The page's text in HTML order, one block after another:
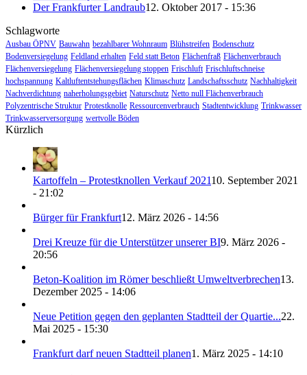
Der Frankfurter Landraub12. Oktober 2017 - 15:36
Schlagworte
Ausbau ÖPNV Bauwahn bezahlbarer Wohnraum Blühstreifen Bodenschutz
Bodenversiegelung Feldland erhalten Feld statt Beton Flächenfraß Flächenverbrauch
Flächenversiegelung Flächenversiegelung stoppen Frischluft Frischluftschneise
hochspannung Kaltluftentstehungsflächen Klimaschutz Landschaftsschutz Nachhaltigkeit
Nachverdichtung naherholungsgebiet Naturschutz Netto null Flächenverbrauch
Polyzentrische Struktur Protestknolle Ressourcenverbrauch Stadtentwicklung Trinkwasser
Trinkwasserversorgung wertvolle Böden
Kürzlich
Kartoffeln – Protestknollen Verkauf 202110. September 2021
- 21:02
Bürger für Frankfurt12. März 2026 - 14:56
Drei Kreuze für die Unterstützer unserer BI9. März 2026 -
20:56
Beton-Koalition im Römer beschließt Umweltverbrechen13.
Dezember 2025 - 14:06
Neue Petition gegen den geplanten Stadtteil der Quartie...22.
Mai 2025 - 15:30
Frankfurt darf neuen Stadtteil planen1. März 2025 - 14:10